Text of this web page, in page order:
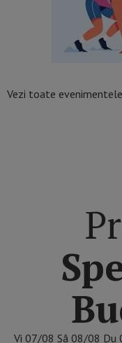
Vezi toate evenimentele
Vi 07/08 Sâ 08/08 Du